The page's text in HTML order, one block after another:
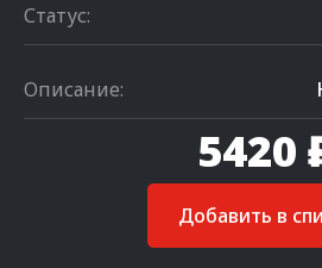
Статус:
Описание:
5420
Добавить в